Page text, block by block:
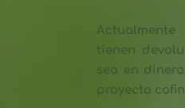
tienen
sea en
proyecto